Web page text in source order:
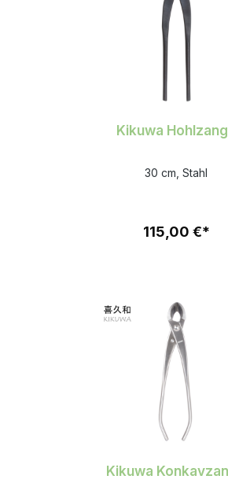
Kikuwa
30 cm, Stahl
115,00 €*
Kikuwa